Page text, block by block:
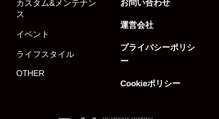
カスタム&メンテナン
ス
イベント
ライフスタイル
OTHER
お問い合わせ
運営会社
プライバシーポリシ
ー
Cookieポリシー